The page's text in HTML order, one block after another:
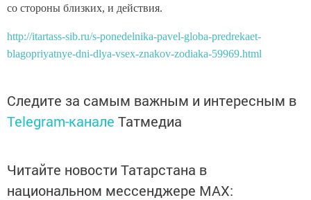
со стороны близких, и действия.
http://itartass-sib.ru/s-ponedelnika-pavel-globa-predrekaet-
blagopriyatnye-dni-dlya-vsex-znakov-zodiaka-59969.html
Следите за самым важным и интересным в
Telegram-канале Татмедиа
Читайте новости Татарстана в
национальном мессенджере MАХ: